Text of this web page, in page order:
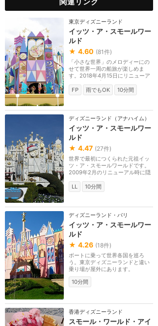
東京ディズニーランド
イッツ・ア・スモールワー
ルド
★ 4.60 (81件)
「小さな世界」のメロディーにの
せて世界一周の船旅が楽しめま
す。2018年4月15日にリニューア
ルし、ディズニーキャ...
FP
雨でもOK 10分間
ディズニーランド（アナハイム）
イッツ・ア・スモールワー
ルド
★ 4.47 (27件)
世界で最初につくられた元祖イッ
ツ・ア・スモールワールドです。
2009年2月のリニューアル時に隠
れディズニーキャラ...
LL
10分間
ディズニーランド・パリ
イッツ・ア・スモールワー
ルド
★ 4.26 (18件)
ボートに乗って世界各国を巡ろ
う。東京ディズニーランドと違い
乗り場が屋外にあります。
10分間
香港ディズニーランド
スモール・ワールド・アイ